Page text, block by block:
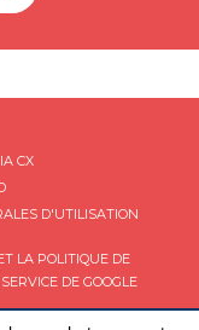
CX
D'UTILISATION
LA POLITIQUE DE
DE GOOGLE